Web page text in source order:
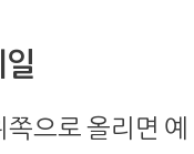
으로 올리면 예